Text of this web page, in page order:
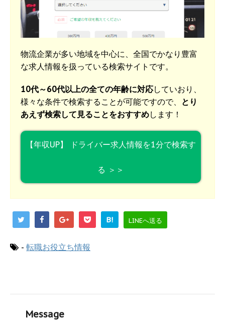
物流企業が多い地域を中心に、全国でかなり豊富
な求人情報を扱っている検索サイトです。
10代～60代以上の全ての年齢に対応していおり、
様々な条件で検索することが可能ですので、 とり
あえず検索して見ることをおすすめします！
【年収UP】 ドライバー求人情報を1分で検索す
る ＞＞
B! LINEへ送る
- 転職お役立ち情報
Message